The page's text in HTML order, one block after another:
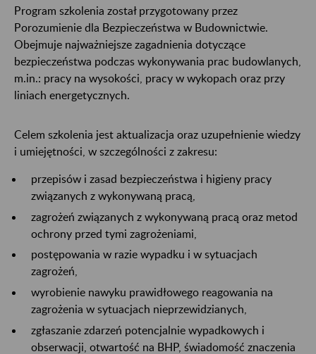
Program szkolenia został przygotowany przez
Porozumienie dla Bezpieczeństwa w Budownictwie.
Obejmuje najważniejsze zagadnienia dotyczące
bezpieczeństwa podczas wykonywania prac budowlanych,
m.in.: pracy na wysokości, pracy w wykopach oraz przy
liniach energetycznych.
Celem szkolenia jest aktualizacja oraz uzupełnienie wiedzy
i umiejętności, w szczególności z zakresu:
przepisów i zasad bezpieczeństwa i higieny pracy
związanych z wykonywaną pracą,
zagrożeń związanych z wykonywaną pracą oraz metod
ochrony przed tymi zagrożeniami,
postępowania w razie wypadku i w sytuacjach
zagrożeń,
wyrobienie nawyku prawidłowego reagowania na
zagrożenia w sytuacjach nieprzewidzianych,
zgłaszanie zdarzeń potencjalnie wypadkowych i
obserwacji, otwartość na BHP, świadomość znaczenia